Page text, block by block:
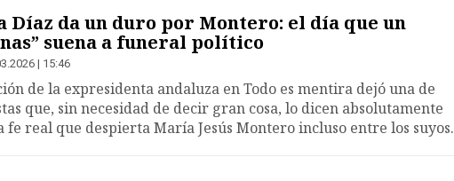
Díaz da un duro por Montero: el día que un
suena a funeral político
| 15:46
de la expresidenta andaluza en Todo es mentira dejó una de
que, sin necesidad de decir gran cosa, lo dicen absolutamente
fe real que despierta María Jesús Montero incluso entre los suyos.